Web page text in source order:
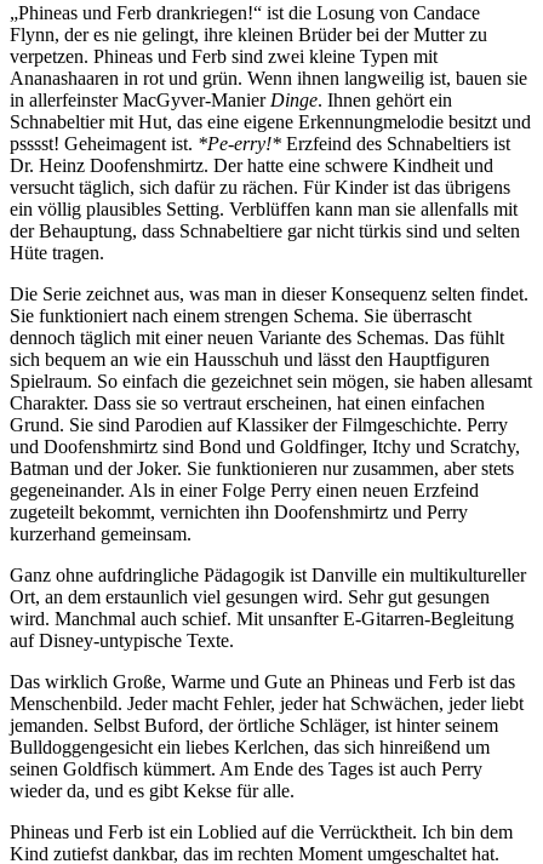
„Phineas und Ferb drankriegen!“ ist die Losung von Candace
Flynn, der es nie gelingt, ihre kleinen Brüder bei der Mutter zu
verpetzen. Phineas und Ferb sind zwei kleine Typen mit
Ananashaaren in rot und grün. Wenn ihnen langweilig ist, bauen sie
in allerfeinster MacGyver-Manier Dinge. Ihnen gehört ein
Schnabeltier mit Hut, das eine eigene Erkennungmelodie besitzt und
psssst! Geheimagent ist. *Pe-erry!* Erzfeind des Schnabeltiers ist
Dr. Heinz Doofenshmirtz. Der hatte eine schwere Kindheit und
versucht täglich, sich dafür zu rächen. Für Kinder ist das übrigens
ein völlig plausibles Setting. Verblüffen kann man sie allenfalls mit
der Behauptung, dass Schnabeltiere gar nicht türkis sind und selten
Hüte tragen.
Die Serie zeichnet aus, was man in dieser Konsequenz selten findet.
Sie funktioniert nach einem strengen Schema. Sie überrascht
dennoch täglich mit einer neuen Variante des Schemas. Das fühlt
sich bequem an wie ein Hausschuh und lässt den Hauptfiguren
Spielraum. So einfach die gezeichnet sein mögen, sie haben allesamt
Charakter. Dass sie so vertraut erscheinen, hat einen einfachen
Grund. Sie sind Parodien auf Klassiker der Filmgeschichte. Perry
und Doofenshmirtz sind Bond und Goldfinger, Itchy und Scratchy,
Batman und der Joker. Sie funktionieren nur zusammen, aber stets
gegeneinander. Als in einer Folge Perry einen neuen Erzfeind
zugeteilt bekommt, vernichten ihn Doofenshmirtz und Perry
kurzerhand gemeinsam.
Ganz ohne aufdringliche Pädagogik ist Danville ein multikultureller
Ort, an dem erstaunlich viel gesungen wird. Sehr gut gesungen
wird. Manchmal auch schief. Mit unsanfter E-Gitarren-Begleitung
auf Disney-untypische Texte.
Das wirklich Große, Warme und Gute an Phineas und Ferb ist das
Menschenbild. Jeder macht Fehler, jeder hat Schwächen, jeder liebt
jemanden. Selbst Buford, der örtliche Schläger, ist hinter seinem
Bulldoggengesicht ein liebes Kerlchen, das sich hinreißend um
seinen Goldfisch kümmert. Am Ende des Tages ist auch Perry
wieder da, und es gibt Kekse für alle.
Phineas und Ferb ist ein Loblied auf die Verrücktheit. Ich bin dem
Kind zutiefst dankbar, das im rechten Moment umgeschaltet hat.